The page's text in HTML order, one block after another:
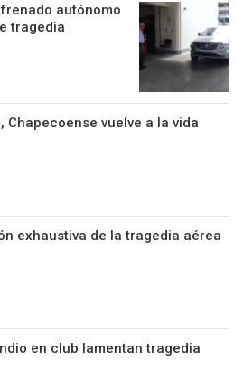
autónomo
tragedia
Chapecoense vuelve a la vida
exhaustiva de la tragedia aérea
en club lamentan tragedia